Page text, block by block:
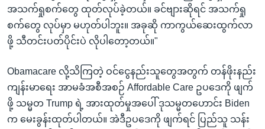
အသက်ရှုစက်တွေ ထုတ်လုပ်ခဲ့တယ်။ ခင်ဗျားဆိုရင် အသက်ရှု
စက်တွေ လုပ်မှာ မဟုတ်ပါဘူး။ အခုဆို ကာကွယ်ဆေးထွက်လာ
ဖို့ သီတင်းပတ်ပိုင်းပဲ လိုပါတော့တယ်။"
Obamacare လို့သိကြတဲ့ ဝင်ငွေနည်းသူတွေအတွက် တန်ဖိုးနည်း
ကျန်းမာရေး အာမခံအစီအစဉ် Affordable Care ဥပဒေကို ဖျက်
ဖို့ သမ္မတ Trump ရဲ့ အားထုတ်မှုအပေါ် ဒုသမ္မတဟောင်း Biden
က မေးခွန်းထုတ်ပါတယ်။ အဲဒီဥပဒေကို ဖျက်ရင် ပြည်သူ သန်း